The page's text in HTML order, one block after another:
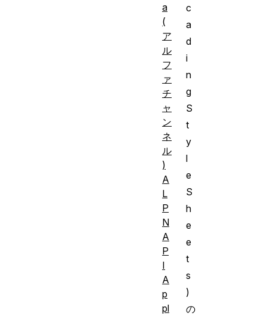
c
a
d
i
n
g
S
t
y
l
e
S
h
e
e
t
s
)
の
a
(
ア
ル
フ
ァ
チ
ャ
ン
ネ
ル
)
A
L
P
N
A
P
I
A
p
pl